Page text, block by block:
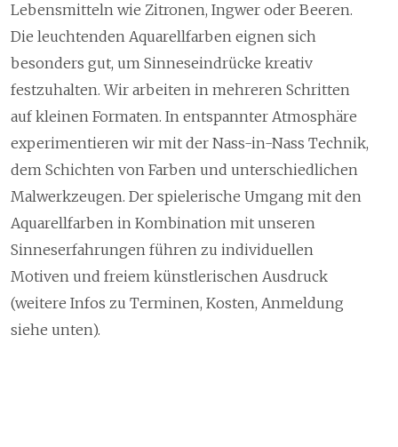
Lebensmitteln wie Zitronen, Ingwer oder Beeren.
Die leuchtenden Aquarellfarben eignen sich
besonders gut, um Sinneseindrücke kreativ
festzuhalten. Wir arbeiten in mehreren Schritten
auf kleinen Formaten. In entspannter Atmosphäre
experimentieren wir mit der Nass-in-Nass Technik,
dem Schichten von Farben und unterschiedlichen
Malwerkzeugen. Der spielerische Umgang mit den
Aquarellfarben in Kombination mit unseren
Sinneserfahrungen führen zu individuellen
Motiven und freiem künstlerischen Ausdruck
(weitere Infos zu Terminen, Kosten, Anmeldung
siehe unten).